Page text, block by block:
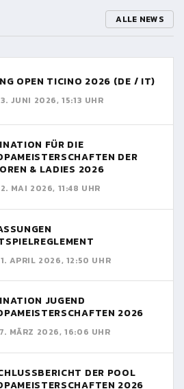
ALLE NEWS
OPEN TICINO 2026 (DE / IT)
JUNI 2026, 15:13 UHR
FÜR DIE
DER
& LADIES 2026
MAI 2026, 11:48 UHR
APRIL 2026, 12:50 UHR
JUGEND
2026
MÄRZ 2026, 16:06 UHR
DER POOL
2026